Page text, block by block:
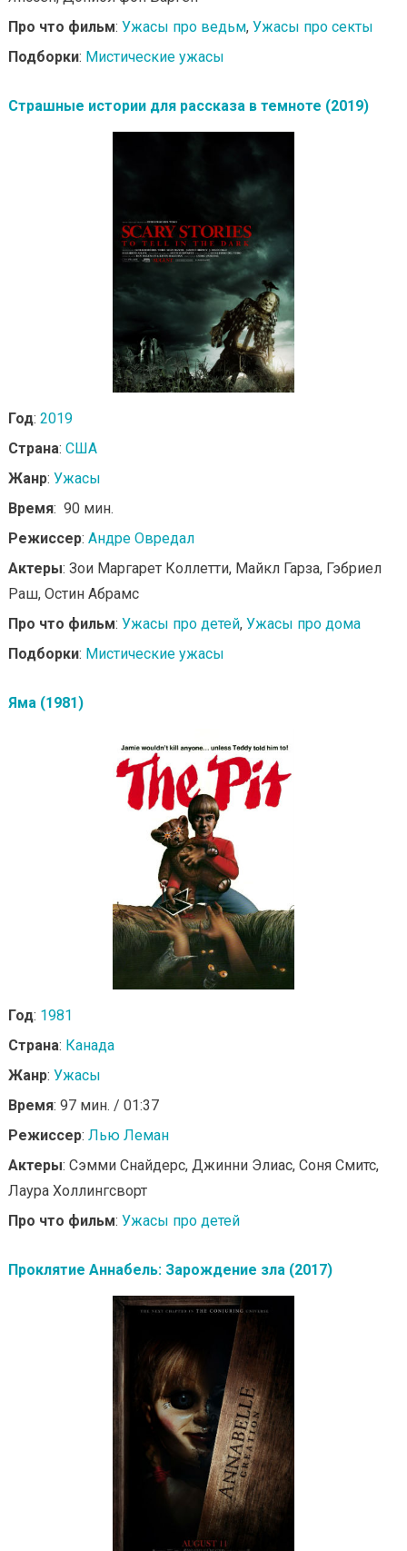
Про что фильм: Ужасы про ведьм, Ужасы про секты
Подборки: Мистические ужасы
Страшные истории для рассказа в темноте (2019)
Год: 2019
Страна: США
Жанр: Ужасы
Время: 90 мин.
Режиссер: Андре Овредал
Актеры: Зои Маргарет Коллетти, Майкл Гарза, Гэбриел
Раш, Остин Абрамс
Про что фильм: Ужасы про детей, Ужасы про дома
Подборки: Мистические ужасы
Яма (1981)
Год: 1981
Страна: Канада
Жанр: Ужасы
Время: 97 мин. / 01:37
Режиссер: Лью Леман
Актеры: Сэмми Снайдерс, Джинни Элиас, Соня Смитс,
Лаура Холлингсворт
Про что фильм: Ужасы про детей
Проклятие Аннабель: Зарождение зла (2017)